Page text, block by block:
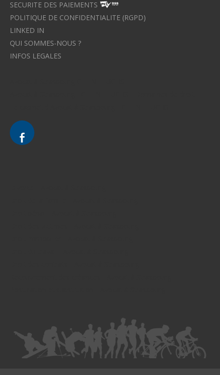
SECURITE DES PAIEMENTS
POLITIQUE DE CONFIDENTIALITE (RGPD)
LINKED IN
QUI SOMMES-NOUS ?
INFOS LEGALES